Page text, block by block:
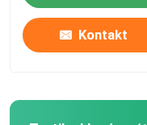
Kontakt